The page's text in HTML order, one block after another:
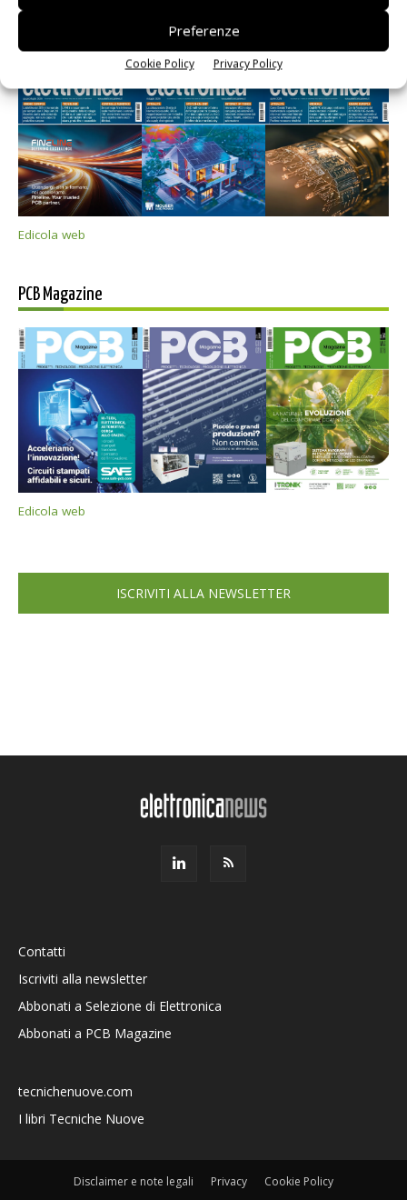
Preferenze
Cookie Policy Privacy Policy
Selezione di elettronica
Edicola web
PCB Magazine
Edicola web
ISCRIVITI ALLA NEWSLETTER
Contatti
Iscriviti alla newsletter
Abbonati a Selezione di Elettronica
Abbonati a PCB Magazine
tecnichenuove.com
I libri Tecniche Nuove
Disclaimer e note legali Privacy Cookie Policy